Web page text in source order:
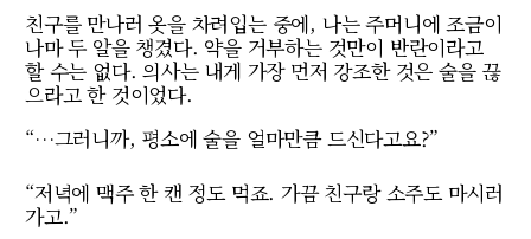
친구를 만나러 옷을 차려입는 중에, 나는 주머니에 조금이
나마 두 알을 챙겼다. 약을 거부하는 것만이 반란이라고
할 수는 없다. 의사는 내게 가장 먼저 강조한 것은 술을 끊
으라고 한 것이었다.
“…그러니까, 평소에 술을 얼마만큼 드신다고요?”
“저녁에 맥주 한 캔 정도 먹죠. 가끔 친구랑 소주도 마시러
가고.”